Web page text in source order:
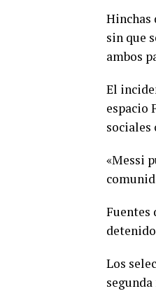
Hinchas
sin que
ambos
El
espacio
sociales
«Messi
Fuentes
Los